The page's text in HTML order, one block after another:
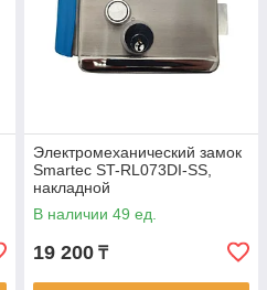
Электромеханический замок
Smartec ST-RL073DI-SS,
накладной
В наличии 49 ед.
19 200 ₸